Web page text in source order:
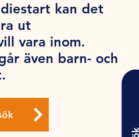
kan det
ut
vara inom.
även barn- och